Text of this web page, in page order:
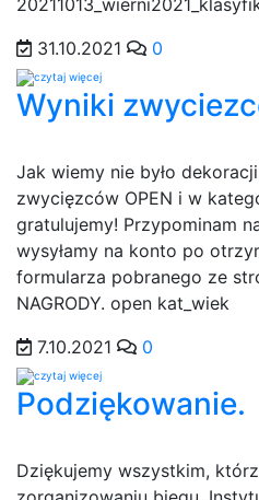
31.10.2021
0
Wyniki
Jak wiemy nie było
zwycięzców OPEN i w
gratulujemy! Przypominam
wysyłamy na konto po
formularza pobranego ze
NAGRODY. open kat_wiek
7.10.2021
0
Podziękowanie.
Dziękujemy wszystkim,